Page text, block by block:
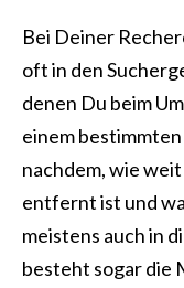
Bei Deiner
oft in den
denen Du beim
einem
nachdem, wie
entfernt ist und
meistens auch in
besteht sogar die